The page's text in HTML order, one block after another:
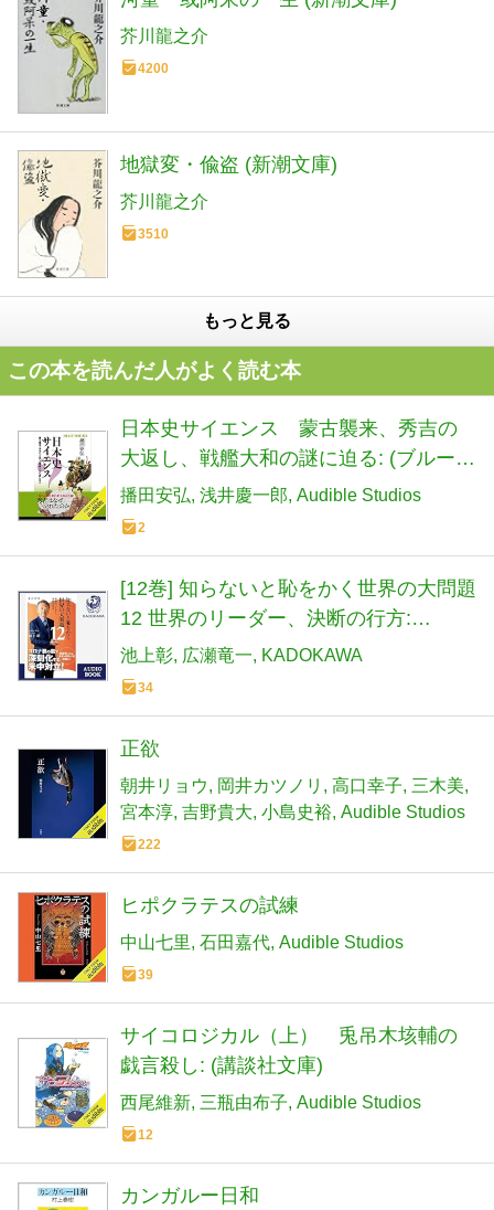
芥川龍之介
4200
地獄変・偸盗 (新潮文庫)
芥川龍之介
3510
もっと見る
この本を読んだ人がよく読む本
日本史サイエンス 蒙古襲来、秀吉の
大返し、戦艦大和の謎に迫る: (ブルーバ
ックス)
播田安弘 浅井慶一郎 Audible Studios
2
[12巻] 知らないと恥をかく世界の大問題
12 世界のリーダー、決断の行方:
(KADOKAWA)
池上彰 広瀬竜一 KADOKAWA
34
正欲
朝井リョウ 岡井カツノリ 高口幸子 三木美
宮本淳 吉野貴大 小島史裕 Audible Studios
222
ヒポクラテスの試練
中山七里 石田嘉代 Audible Studios
39
サイコロジカル（上） 兎吊木垓輔の
戯言殺し: (講談社文庫)
西尾維新 三瓶由布子 Audible Studios
12
カンガルー日和